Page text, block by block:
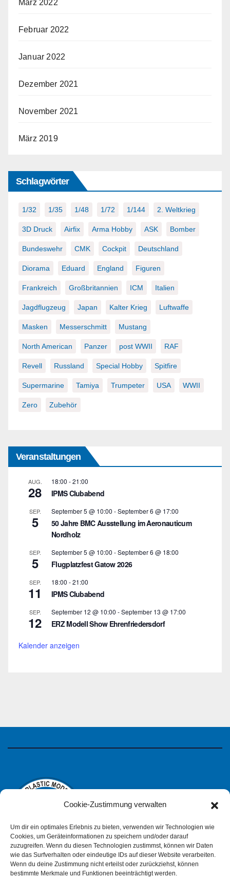
Cookie-Zustimmung verwalten
Um dir ein optimales Erlebnis zu bieten, verwenden wir Technologien wie
Cookies, um Geräteinformationen zu speichern und/oder darauf
zuzugreifen. Wenn du diesen Technologien zustimmst, können wir Daten
wie das Surfverhalten oder eindeutige IDs auf dieser Website verarbeiten.
Wenn du deine Zustimmung nicht erteilst oder zurückziehst, können
bestimmte Merkmale und Funktionen beeinträchtigt werden.
März 2022
Februar 2022
Januar 2022
Dezember 2021
November 2021
März 2019
Schlagwörter
1/32 1/35 1/48 1/72 1/144 2. Weltkrieg
3D Druck Airfix Arma Hobby ASK Bomber
Bundeswehr CMK Cockpit Deutschland
Diorama Eduard England Figuren
Frankreich Großbritannien ICM Italien
Jagdflugzeug Japan Kalter Krieg Luftwaffe
Masken Messerschmitt Mustang
North American Panzer post WWII RAF
Revell Russland Special Hobby Spitfire
Supermarine Tamiya Trumpeter USA WWII
Zero Zubehör
Veranstaltungen
AUG.
28
18:00 -21:00
IPMS Clubabend
SEP.
5
September 5 @ 10:00 -September 6 @ 17:00
50 Jahre BMC Ausstellung im Aeronauticum
Nordholz
SEP.
5
September 5 @ 10:00 -September 6 @ 18:00
Flugplatzfest Gatow 2026
SEP.
11
18:00 -21:00
IPMS Clubabend
SEP.
12
September 12 @ 10:00 -September 13 @ 17:00
ERZ Modell Show Ehrenfriedersdorf
Kalender anzeigen
IPMS Deutschland